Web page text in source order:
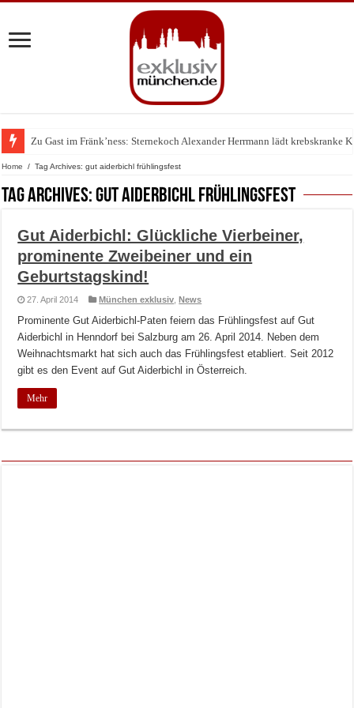
Zu Gast im Fränk’ness: Sternekoch Alexander Herrmann lädt krebskranke
Warum München gerade zum Treffpunkt der Lingerie-Branche wurde
Home / Tag Archives: gut aiderbichl frühlingsfest
Tag Archives:gut aiderbichl frühlingsfest
Gut Aiderbichl: Glückliche Vierbeiner,
prominente Zweibeiner und ein
Geburtstagskind!
27. April 2014 München exklusiv ,News
Prominente Gut Aiderbichl-Paten feiern das Frühlingsfest auf Gut
Aiderbichl in Henndorf bei Salzburg am 26. April 2014. Neben dem
Weihnachtsmarkt hat sich auch das Frühlingsfest etabliert. Seit 2012
gibt es den Event auf Gut Aiderbichl in Österreich.
Mehr